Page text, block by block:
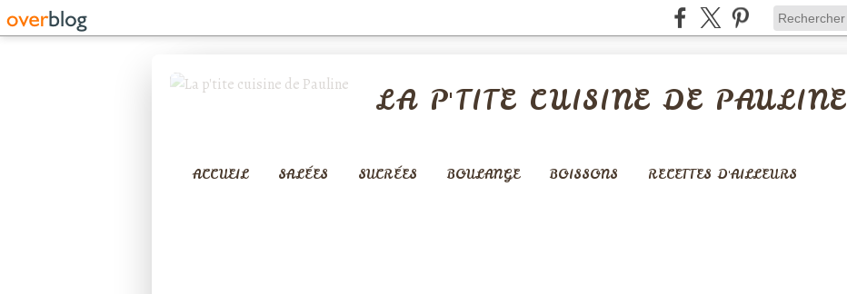
LA P'TITE CUISINE DE PAULINE
ACCUEIL SALÉES SUCRÉES BOULANGE BOISSONS RECETTES D'AILLEURS